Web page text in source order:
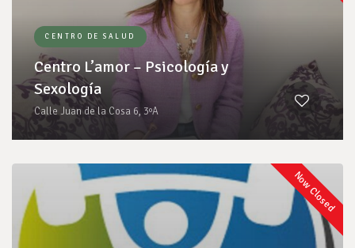
CENTRO DE SALUD
Centro L’amor – Psicología y
Sexología
Calle Juan de la Cosa 6, 3ºA
Now Closed